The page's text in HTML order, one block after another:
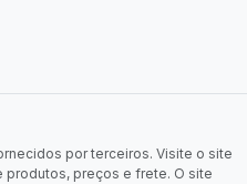
por terceiros. Visite o site
produtos, preços e frete. O site